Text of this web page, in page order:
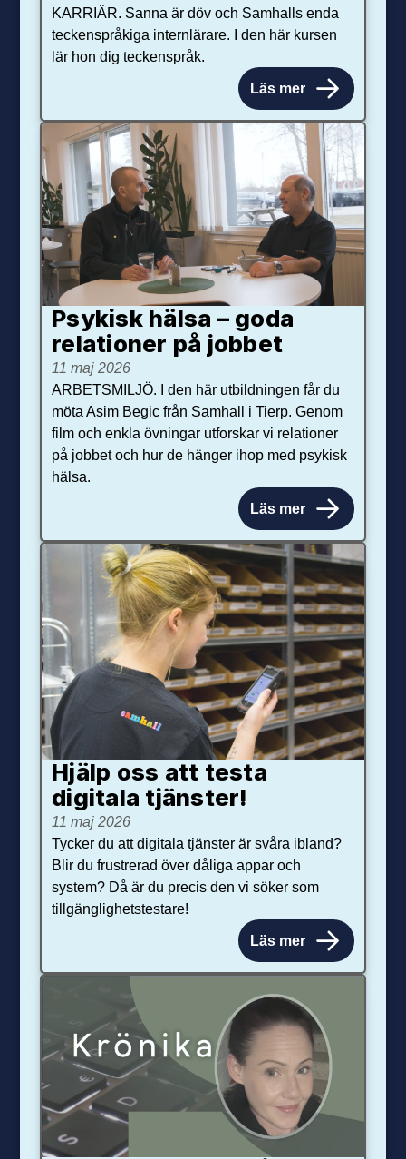
KARRIÄR. Sanna är döv och Samhalls enda
teckenspråkiga internlärare. I den här kursen
lär hon dig teckenspråk.
Läs mer
Psykisk hälsa – goda
relationer på jobbet
11 maj 2026
ARBETSMILJÖ. I den här utbildningen får du
möta Asim Begic från Samhall i Tierp. Genom
film och enkla övningar utforskar vi relationer
på jobbet och hur de hänger ihop med psykisk
hälsa.
Läs mer
Hjälp oss att testa
digitala tjänster!
11 maj 2026
Tycker du att digitala tjänster är svåra ibland?
Blir du frustrerad över dåliga appar och
system? Då är du precis den vi söker som
tillgänglighetstestare!
Läs mer